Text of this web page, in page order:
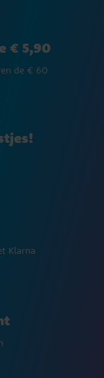
€ 5,90
de € 60
Klarna